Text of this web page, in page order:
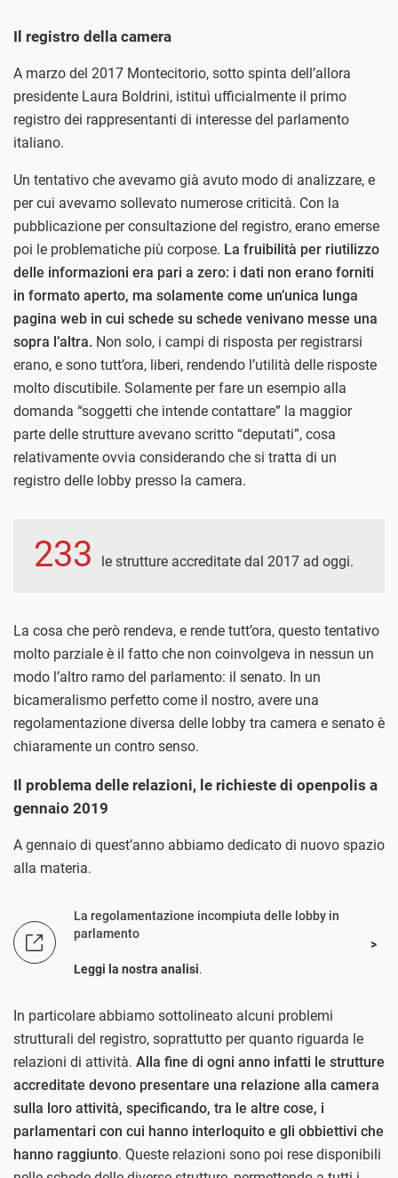
Il registro della camera
A marzo del 2017 Montecitorio, sotto spinta dell’allora
presidente Laura Boldrini, istituì ufficialmente il primo
registro dei rappresentanti di interesse del parlamento
italiano.
Un tentativo che avevamo già avuto modo di analizzare, e
per cui avevamo sollevato numerose criticità. Con la
pubblicazione per consultazione del registro, erano emerse
poi le problematiche più corpose. La fruibilità per riutilizzo
delle informazioni era pari a zero: i dati non erano forniti
in formato aperto, ma solamente come un’unica lunga
pagina web in cui schede su schede venivano messe una
sopra l’altra. Non solo, i campi di risposta per registrarsi
erano, e sono tutt’ora, liberi, rendendo l’utilità delle risposte
molto discutibile. Solamente per fare un esempio alla
domanda “soggetti che intende contattare” la maggior
parte delle strutture avevano scritto “deputati”, cosa
relativamente ovvia considerando che si tratta di un
registro delle lobby presso la camera.
233 le strutture accreditate dal 2017 ad oggi.
La cosa che però rendeva, e rende tutt’ora, questo tentativo
molto parziale è il fatto che non coinvolgeva in nessun un
modo l’altro ramo del parlamento: il senato. In un
bicameralismo perfetto come il nostro, avere una
regolamentazione diversa delle lobby tra camera e senato è
chiaramente un contro senso.
Il problema delle relazioni, le richieste di openpolis a
gennaio 2019
A gennaio di quest’anno abbiamo dedicato di nuovo spazio
alla materia.
La regolamentazione incompiuta delle lobby in
parlamento
Leggi la nostra analisi.
In particolare abbiamo sottolineato alcuni problemi
strutturali del registro, soprattutto per quanto riguarda le
relazioni di attività. Alla fine di ogni anno infatti le strutture
accreditate devono presentare una relazione alla camera
sulla loro attività, specificando, tra le altre cose, i
parlamentari con cui hanno interloquito e gli obbiettivi che
hanno raggiunto. Queste relazioni sono poi rese disponibili